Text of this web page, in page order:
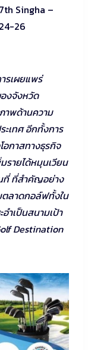
Singha –
26
รเผยแพร่
งจังหวัด
าพด้านความ
เทศ อีกทั้งการ
อกาสทางธุรกิจ
รายได้หมุนเวียน
ที่ ที่สําคัญอย่าง
ตลาดกอล์ฟทั้งใน
าเป็นสนามเป้า
Destination